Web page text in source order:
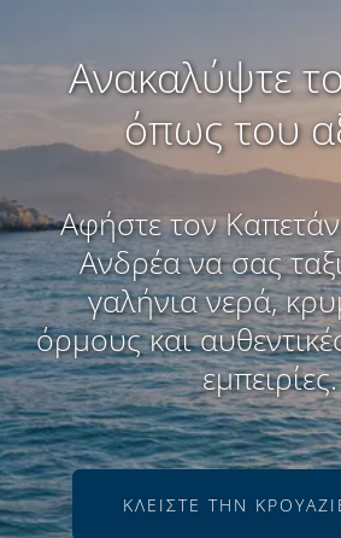
Ανακαλύψτε
όπως του
Αφήστε τον
Ανδρέα να σας
γαλήνια νερά,
όρμους και
εμπειρίες.
ΚΛΕΊΣΤΕ ΤΗΝ